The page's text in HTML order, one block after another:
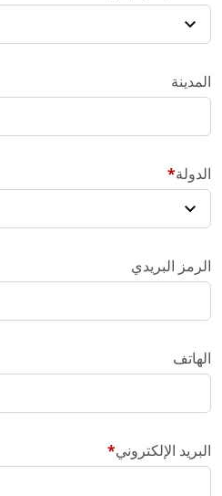
المدينة
الدولة
الرمز البريدي
الهاتف
البريد الإلكتروني